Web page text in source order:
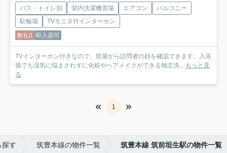
バス・トイレ別 室内洗濯機置場 エアコン
バルコニー
駐輪場
TVモニタ付インターホン
敷礼0 即入居可
TVインターホン付きなので、部屋から訪問者の顔を確認できます。入浴
後でも湿気に悩まされずに化粧やヘアメイクができる独立洗... もっと見
る
1
探す 筑豊本線の物件一覧 筑豊本線 筑前垣生駅の物件一覧